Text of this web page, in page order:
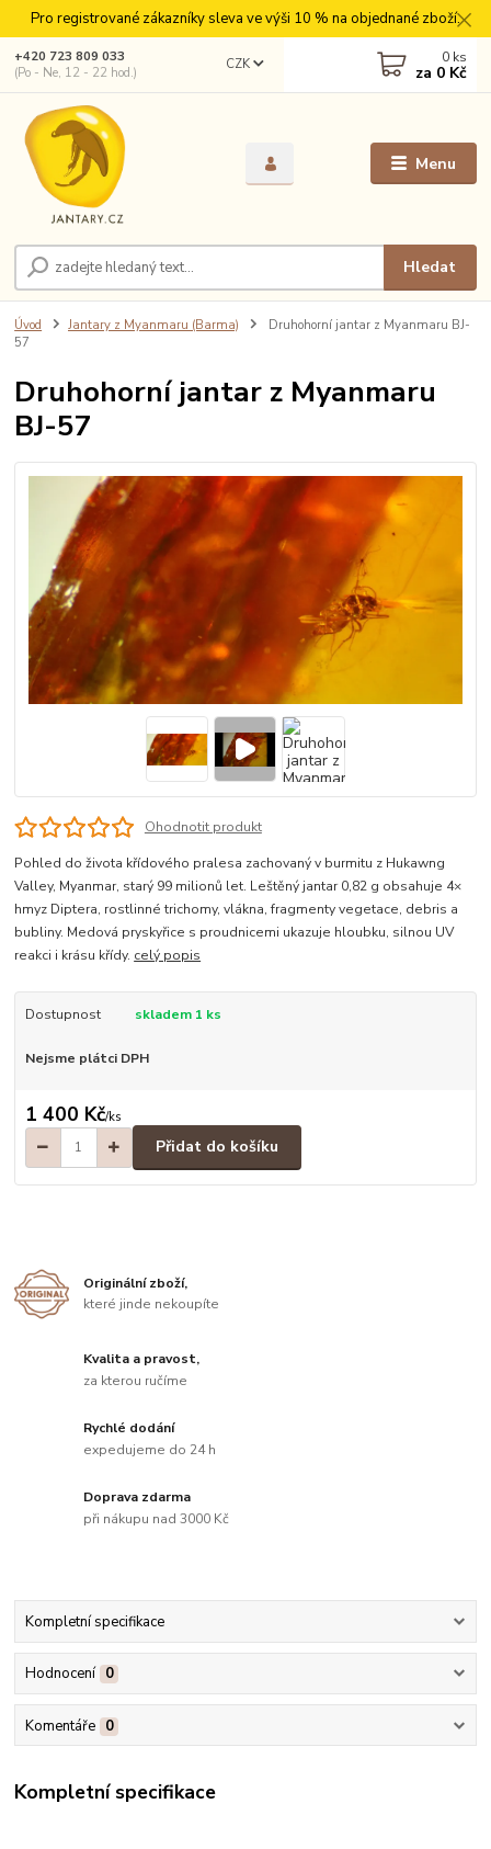
Pro registrované zákazníky sleva ve výši 10 % na objednané zboží.
Menu
CZK
Hledat
+420 723 809 033
(Po - Ne, 12 - 22 hod.)
0 ks
za 0 Kč
Úvod Jantary z Myanmaru (Barma)
Druhohorní jantar z Myanmaru BJ-
57
Druhohorní jantar z Myanmaru
BJ-57
Ohodnotit produkt
Pohled do života křídového pralesa zachovaný v burmitu z Hukawng
Valley, Myanmar, starý 99 milionů let. Leštěný jantar 0,82 g obsahuje 4×
hmyz Diptera, rostlinné trichomy, vlákna, fragmenty vegetace, debris a
bubliny. Medová pryskyřice s proudnicemi ukazuje hloubku, silnou UV
reakci i krásu křídy. celý popis
Dostupnost skladem 1 ks
Nejsme plátci DPH
1 400 Kč/ks
Přidat do košíku
Originální zboží,
které jinde nekoupíte
Kvalita a pravost,
za kterou ručíme
Rychlé dodání
expedujeme do 24 h
Doprava zdarma
při nákupu nad 3000 Kč
Kompletní specifikace
Hodnocení 0
Komentáře 0
Kompletní specifikace